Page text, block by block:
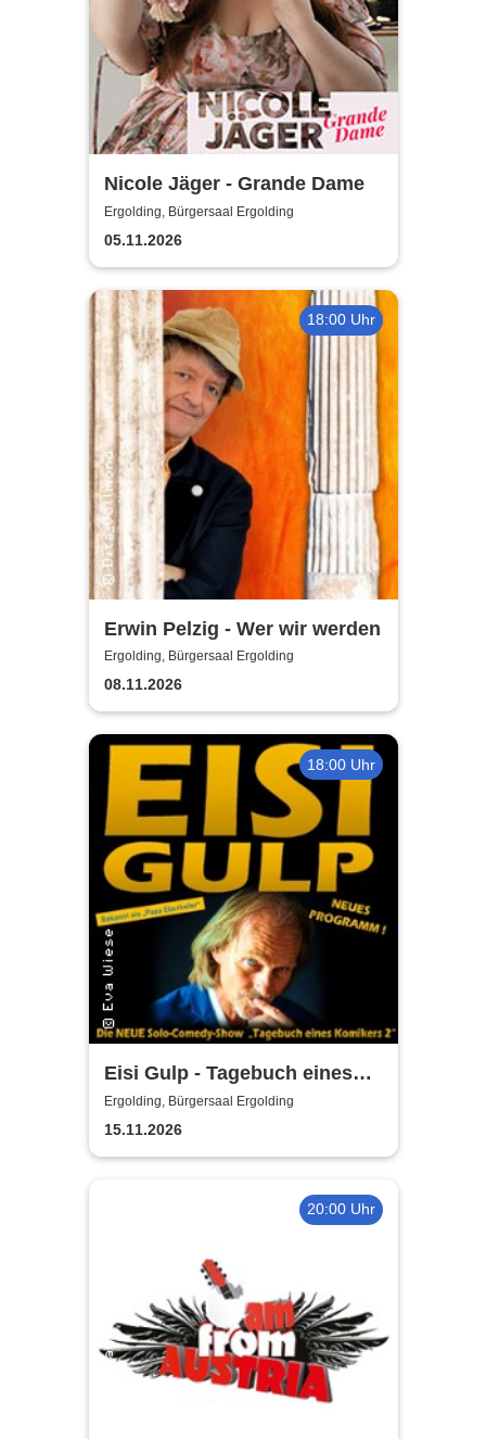
Nicole Jäger - Grande Dame
Ergolding, Bürgersaal Ergolding
05.11.2026
18:00 Uhr
Erwin Pelzig - Wer wir werden
Ergolding, Bürgersaal Ergolding
08.11.2026
18:00 Uhr
Eisi Gulp - Tagebuch eines
Komikers 2 (neues
Programm)
Ergolding, Bürgersaal Ergolding
15.11.2026
20:00 Uhr